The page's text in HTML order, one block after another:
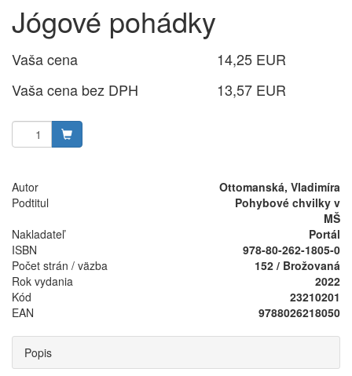
Jógové pohádky
Vaša cena
14,25 EUR
Vaša cena bez DPH
13,57 EUR
Autor
Ottomanská, Vladimíra
Podtitul
Pohybové chvilky v
MŠ
Nakladateľ
Portál
ISBN
978-80-262-1805-0
Počet strán / väzba
152 / Brožovaná
Rok vydania
2022
Kód
23210201
EAN
9788026218050
Popis